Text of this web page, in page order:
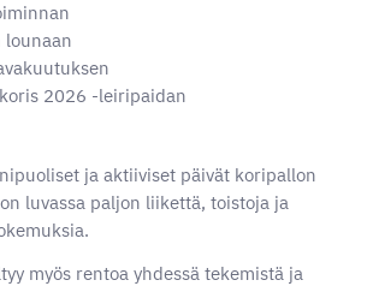
lounaan
2026 -leiripaidan
ja aktiiviset päivät koripallon
luvassa paljon liikettä, toistoja ja
myös rentoa yhdessä tekemistä ja